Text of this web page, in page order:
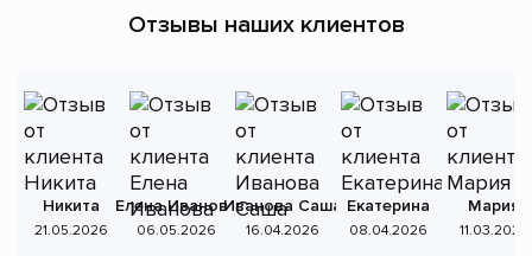
Отзывы наших клиентов
Никита
21.05.2026
Елена Иванова
06.05.2026
Иванова Саша
16.04.2026
Екатерина
08.04.2026
Мария
11.03.2026